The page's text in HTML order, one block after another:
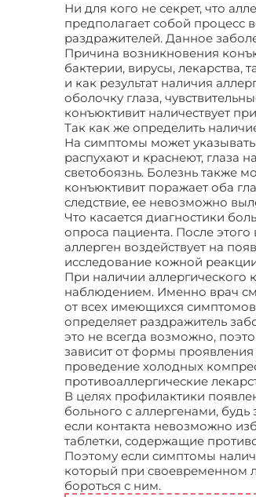
Ни для кого не секрет, что
предполагает собой процесс
раздражителей. Данное
Причина возникновения
бактерии, вирусы, лекарства,
и как результат наличия
оболочку глаза,
конъюктивит наличествует
Так как же определить
На симптомы может
распухают и краснеют, глаза
светобоязнь. Болезнь также
конъюктивит поражает оба
следствие, ее невозможно
Что касается диагностики
опроса пациента. После
аллерген воздействует на
исследование кожной
При наличии аллергического
наблюдением. Именно врач
от всех имеющихся
определяет раздражитель
это не всегда возможно,
зависит от формы
проведение холодных
противоаллергические
В целях профилактики
больного с аллергенами,
если контакта невозможно
таблетки, содержащие
Поэтому если симптомы
который при своевременном
бороться с ним.